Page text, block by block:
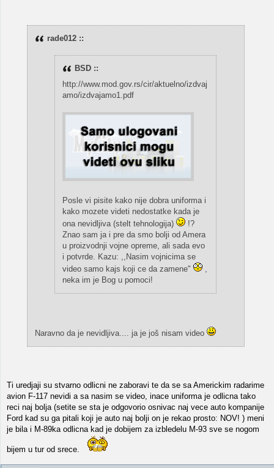
rade012 ::
BSD ::
http://www.mod.gov.rs/cir/aktuelno/izdvaj
amo/izdvajamo1.pdf
Posle vi pisite kako nije dobra uniforma i
kako mozete videti nedostatke kada je
ona nevidljiva (stelt tehnologija)
!?
Znao sam ja i pre da smo bolji od Amera
u proizvodnji vojne opreme, ali sada evo
i potvrde. Kazu: ,,Nasim vojnicima se
video samo kajs koji ce da zamene"
,
neka im je Bog u pomoci!
Naravno da je nevidljiva.... ja je još nisam video
Ti uredjaji su stvarno odlicni ne zaboravi te da se sa Americkim radarime
avion F-117 nevidi a sa nasim se video, inace uniforma je odlicna tako
reci naj bolja (setite se sta je odgovorio osnivac naj vece auto kompanije
Ford kad su ga pitali koji je auto naj bolji on je rekao prosto: NOV! ) meni
je bila i M-89ka odlicna kad je dobijem za izbledelu M-93 sve se nogom
bijem u tur od srece.